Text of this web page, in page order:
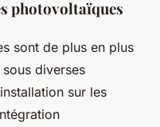
photovoltaïques
sont de plus en plus
diverses
sur les